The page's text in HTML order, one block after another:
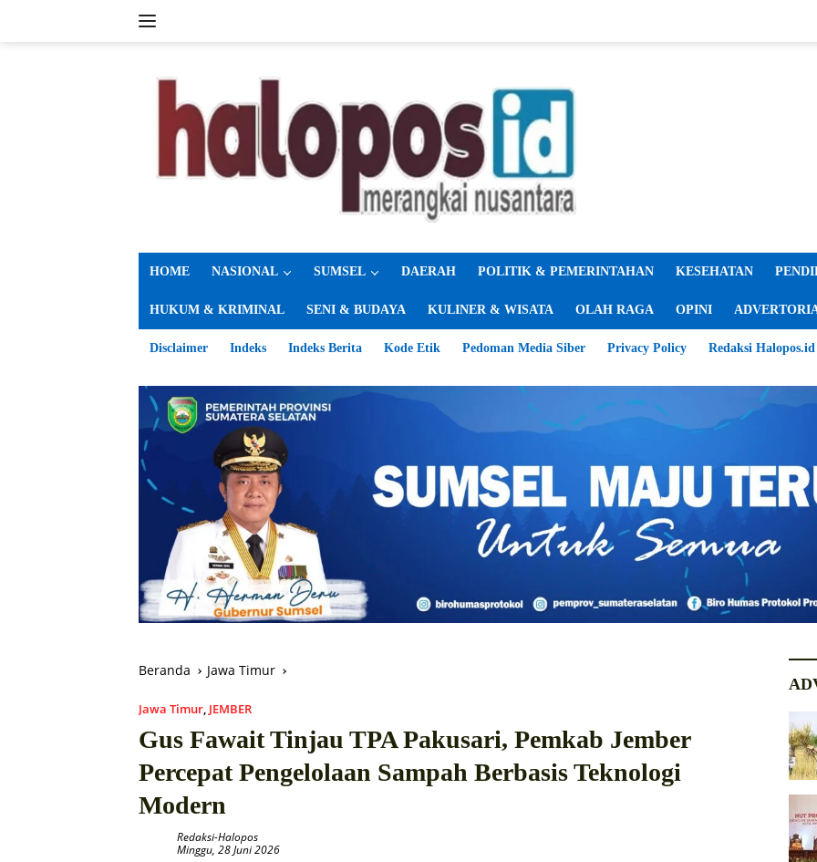
HOME NASIONAL SUMSEL DAERAH POLITIK & PEMERINTAHAN KESEHATAN
HUKUM & KRIMINAL SENI & BUDAYA KULINER & WISATA OLAH RAGA OPINI
Disclaimer Indeks Indeks Berita Kode Etik Pedoman Media Siber Privacy Policy Redaksi Halopos.id
Beranda Jawa Timur
Jawa Timur, JEMBER
Gus Fawait Tinjau TPA Pakusari, Pemkab Jember
Percepat Pengelolaan Sampah Berbasis Teknologi
Modern
Redaksi-Halopos
Minggu, 28 Juni 2026